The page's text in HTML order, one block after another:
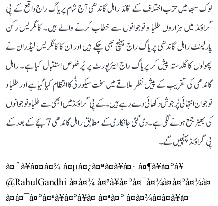
لوک سبھا میں حزب اختلاف کے قائد راہل گاندھی آج شام پریاگ راج واقع کے پی
گراؤنڈ میں ہزاروں طلبا و نوجوانوں سے خطاب کرنے والے ہیں۔ کانگریس رکن
پارلیمنٹ راہل گاندھی پریاگ راج پہنچ بھی چکے ہیں اور ان کا کانگریس لیڈران نے
پھولوں کا گلدستہ پیش کر پریاگ راج ایئرپورٹ پر پُرخلوص استقبال کیا ہے۔ راہل
گاندھی کی تقریب کے پیش نظر علاقے میں سخت سیکورٹی کا انتظام کیا گیا ہے اور طلبا و
نوجوان انتہائی پُرجوش دکھائی دے رہے ہیں۔ کے پی گراؤنڈ میں ابھی سے طلبا و نوجوانوں
کی بھیڑ جمع ہونے لگی ہے۔ دی گئی جانکاری کے مطابق راہل گاندھی 7 بجے کے بعد کے
پی گراؤنڈ پہنچیں گے۔
à¤¨à¥à¤¤à¤¾ à¤µà¤¿à¤ªà¤à¥à¤· à¤¶à¥à¤°à¥
@RahulGandhi à¤à¤¾ à¤ªà¥à¤°à¤¯à¤¾à¤à¤°à¤¾à¤
à¤à¤¯à¤°à¤ªà¥à¤°à¥à¤ à¤ªà¤° à¤à¤¾à¤à¤à¥à¤